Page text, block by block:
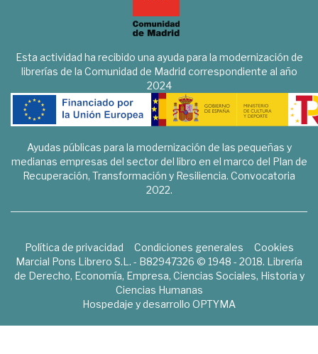
Esta actividad ha recibido una ayuda para la modernización de
librerías de la Comunidad de Madrid correspondiente al año
2024
Ayudas públicas para la modernización de las pequeñas y
medianas empresas del sector del libro en el marco del Plan de
Recuperación, Transformación y Resiliencia. Convocatoria
2022.
Política de privacidad Condiciones generales
Cookies
Marcial Pons Librero S.L. - B82947326 © 1948 - 2018. Librería
de Derecho, Economía, Empresa, Ciencias Sociales, Historia y
Ciencias Humanas
Hospedaje y desarrollo OPTYMA